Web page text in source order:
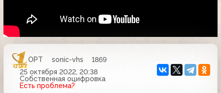
ОРТ sonic-vhs
1869
25 октября 2022, 20:38
Собственная оцифровка
Есть проблема?